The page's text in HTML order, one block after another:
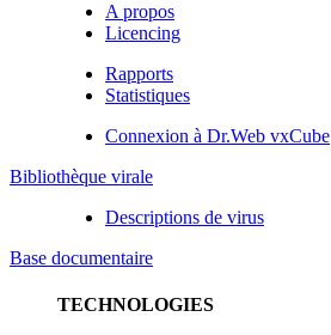
A propos
Licencing
Rapports
Statistiques
Connexion à Dr.Web vxCube
Bibliothèque virale
Descriptions de virus
Base documentaire
TECHNOLOGIES